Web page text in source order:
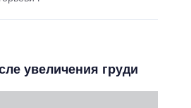
увеличения груди